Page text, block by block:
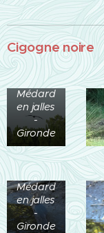
Cigogne noire
Bois de
Bedon -
St
Médard
en jalles
-
Gironde
Bois de
Bedon -
St
Médard
en jalles
-
Gironde